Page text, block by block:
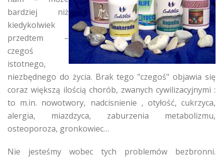
bardziej niż
kiedykolwiek
przedtem –
czegoś
istotnego,
niezbędnego do życia. Brak tego "czegoś" objawia się
coraz większą ilością chorób, zwanych cywilizacyjnymi :
to m.in. nowotwory, nadcisnienie , otyłość, cukrzyca,
alergia, miazdzyca, zaburzenia metabolizmu,
osteoporoza, gronkowiec…
Nie jesteśmy wobec tych problemów bezbronni.